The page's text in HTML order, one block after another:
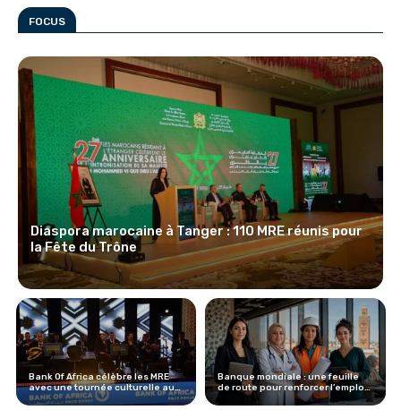
FOCUS
Diaspora marocaine à Tanger : 110 MRE réunis pour
la Fête du Trône
Bank Of Africa célèbre les MRE
avec une tournée culturelle au
Maroc
Banque mondiale : une feuille
de route pour renforcer l’emploi
des femmes au Maroc